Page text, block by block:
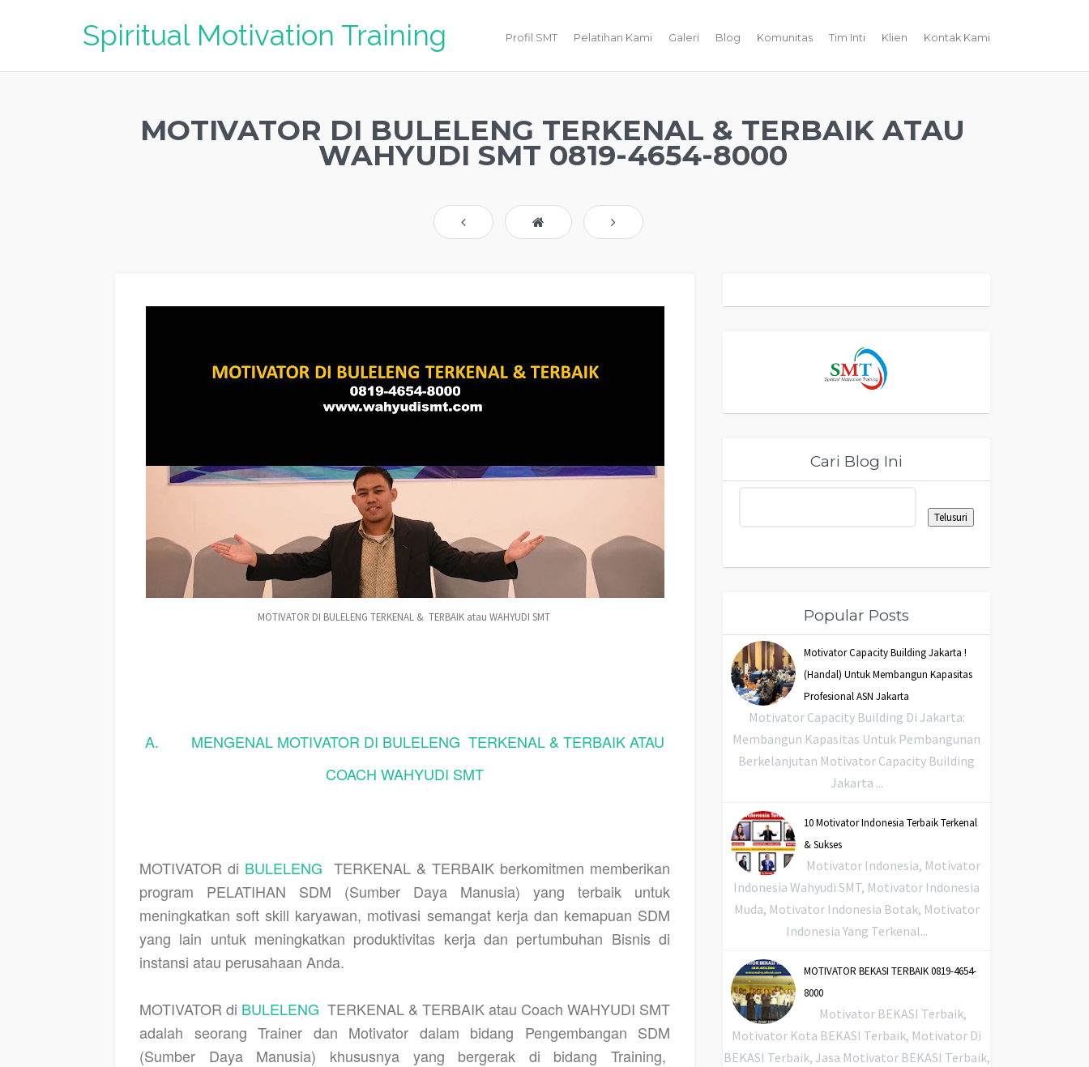
Spiritual Motivation Training Profil SMT Pelatihan Kami Galeri Blog Komunitas Tim Inti Klien Kontak Kami
MOTIVATOR DI BULELENG TERKENAL & TERBAIK ATAU
WAHYUDI SMT 0819-4654-8000
MOTIVATOR DI BULELENG TERKENAL & TERBAIK atau WAHYUDI SMT
A. MENGENAL MOTIVATOR DI BULELENG TERKENAL & TERBAIK ATAU
COACH WAHYUDI SMT
MOTIVATOR di BULELENG TERKENAL & TERBAIK berkomitmen memberikan
program PELATIHAN SDM (Sumber Daya Manusia) yang terbaik untuk
meningkatkan soft skill karyawan, motivasi semangat kerja dan kemapuan SDM
yang lain untuk meningkatkan produktivitas kerja dan pertumbuhan Bisnis di
instansi atau perusahaan Anda.
MOTIVATOR di BULELENG TERKENAL & TERBAIK atau Coach WAHYUDI SMT
adalah seorang Trainer dan Motivator dalam bidang Pengembangan SDM
(Sumber Daya Manusia) khususnya yang bergerak di bidang Training,
Cari Blog Ini
Popular Posts
Motivator Capacity Building Jakarta !
(Handal) Untuk Membangun Kapasitas
Profesional ASN Jakarta
Motivator Capacity Building Di Jakarta:
Membangun Kapasitas Untuk Pembangunan
Berkelanjutan Motivator Capacity Building
Jakarta ...
10 Motivator Indonesia Terbaik Terkenal
& Sukses
Motivator Indonesia, Motivator
Indonesia Wahyudi SMT, Motivator Indonesia
Muda, Motivator Indonesia Botak, Motivator
Indonesia Yang Terkenal...
MOTIVATOR BEKASI TERBAIK 0819-4654-
8000
Motivator BEKASI Terbaik,
Motivator Kota BEKASI Terbaik, Motivator Di
BEKASI Terbaik, Jasa Motivator BEKASI Terbaik,